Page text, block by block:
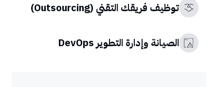
توظيف فريقك التقني (Outsourcing)
الصيانة وإدارة التطوير DevOps